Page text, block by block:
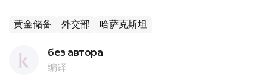
黄金储备 外交部 哈萨克斯坦
без автора
编译